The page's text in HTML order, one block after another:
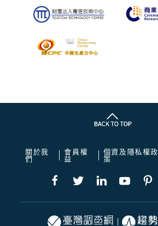
關於我
們
會員權
益
個資及隱私權政
策